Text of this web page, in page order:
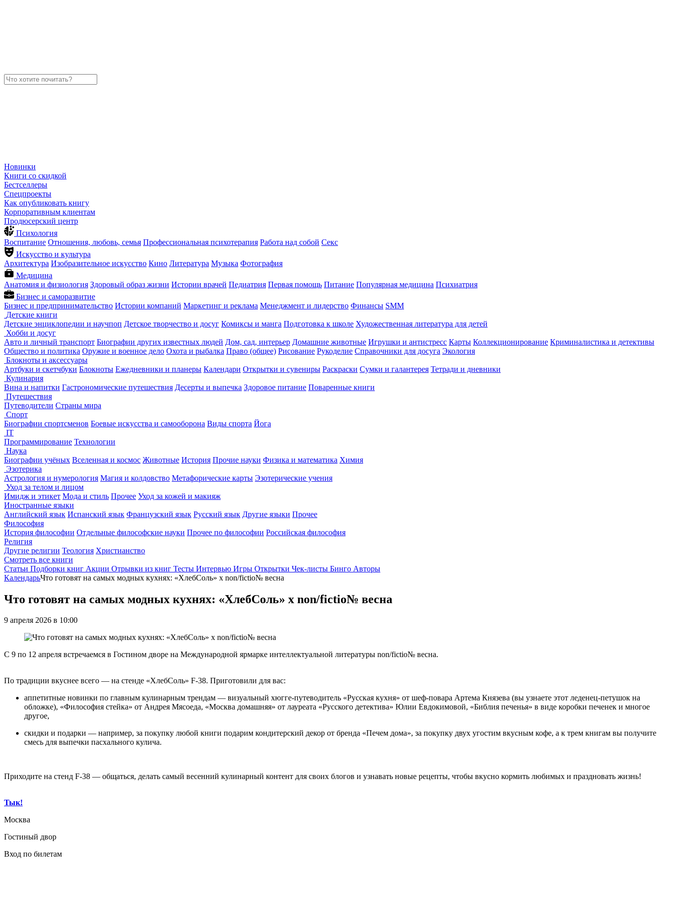
Новинки
Книги со скидкой
Бестселлеры
Спецпроекты
Как опубликовать книгу
Корпоративным клиентам
Продюсерский центр
Психология
Воспитание Отношения, любовь, семья Профессиональная психотерапия Работа над собой Секс
Искусство и культура
Архитектура Изобразительное искусство Кино Литература Музыка Фотография
Медицина
Анатомия и физиология Здоровый образ жизни Истории врачей Педиатрия Первая помощь Питание Популярная медицина Психиатрия
Бизнес и саморазвитие
Бизнес и предпринимательство Истории компаний Маркетинг и реклама Менеджмент и лидерство Финансы SMM
Детские книги
Детские энциклопедии и научпоп Детское творчество и досуг Комиксы и манга Подготовка к школе Художественная литература для детей
Хобби и досуг
Авто и личный транспорт Биографии других известных людей Дом, сад, интерьер Домашние животные Игрушки и антистресс Карты Коллекционирование Криминалистика и детективы
Общество и политика Оружие и военное дело Охота и рыбалка Право (общее) Рисование Рукоделие Справочники для досуга Экология
Блокноты и аксессуары
Артбуки и скетчбуки Блокноты Ежедневники и планеры Календари Открытки и сувениры Раскраски Сумки и галантерея Тетради и дневники
Кулинария
Вина и напитки Гастрономические путешествия Десерты и выпечка Здоровое питание Поваренные книги
Путешествия
Путеводители Страны мира
Спорт
Биографии спортсменов Боевые искусства и самооборона Виды спорта Йога
IT
Программирование Технологии
Наука
Биографии учёных Вселенная и космос Животные История Прочие науки Физика и математика Химия
Эзотерика
Астрология и нумерология Магия и колдовство Метафорические карты Эзотерические учения
Уход за телом и лицом
Имидж и этикет Мода и стиль Прочее Уход за кожей и макияж
Иностранные языки
Английский язык Испанский язык Французский язык Русский язык Другие языки Прочее
Философия
История философии Отдельные философские науки Прочее по философии Российская философия
Религия
Другие религии Теология Христианство
Смотреть все книги
Статьи Подборки книг Акции Отрывки из книг Тесты Интервью Игры Открытки Чек-листы Бинго Авторы
КалендарьЧто готовят на самых модных кухнях: «ХлебСоль» х non/fictio№ весна
Что готовят на самых модных кухнях: «ХлебСоль» х non/fictio№ весна
9 апреля 2026 в 10:00
С 9 по 12 апреля встречаемся в Гостином дворе на Международной ярмарке интеллектуальной литературы non/fictio№ весна.
По традиции вкуснее всего — на стенде «ХлебСоль» F-38. Приготовили для вас:
аппетитные новинки по главным кулинарным трендам — визуальный хюгге-путеводитель «Русская кухня» от шеф-повара Артема Князева (вы узнаете этот леденец-петушок на
обложке), «Философия стейка» от Андрея Мясоеда, «Москва домашняя» от лауреата «Русского детектива» Юлии Евдокимовой, «Библия печенья» в виде коробки печенек и многое
другое,
скидки и подарки — например, за покупку любой книги подарим кондитерский декор от бренда «Печем дома», за покупку двух угостим вкусным кофе, а к трем книгам вы получите
смесь для выпечки пасхального кулича.
Приходите на стенд F-38 — общаться, делать самый весенний кулинарный контент для своих блогов и узнавать новые рецепты, чтобы вкусно кормить любимых и праздновать жизнь!
Тык!
Москва
Гостиный двор
Вход по билетам